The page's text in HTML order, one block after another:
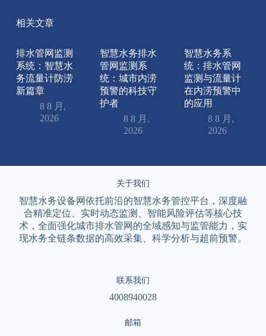
相关文章
排水管网监测
系统：智慧水
务流量计防涝
新篇章
8 8 月,
2026
智慧水务排水
管网监测系
统：城市内涝
预警的科技守
护者
8 8 月,
2026
智慧水务系
统：排水管网
监测与流量计
在内涝预警中
的应用
8 8 月,
2026
关于我们
智慧水务设备网依托前沿的智慧水务管控平台，深度融
合精准定位、实时动态监测、智能风险评估等核心技
术，全面强化城市排水管网的全域感知与监管能力，实
现水务全链条数据的高效采集、科学分析与超前预警。
联系我们
4008940028
邮箱